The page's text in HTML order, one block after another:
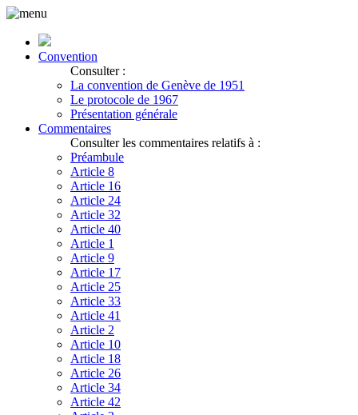
Convention
Consulter :
La convention de Genève de 1951
Le protocole de 1967
Présentation générale
Commentaires
Consulter les commentaires relatifs à :
Préambule
Article 8
Article 16
Article 24
Article 32
Article 40
Article 1
Article 9
Article 17
Article 25
Article 33
Article 41
Article 2
Article 10
Article 18
Article 26
Article 34
Article 42